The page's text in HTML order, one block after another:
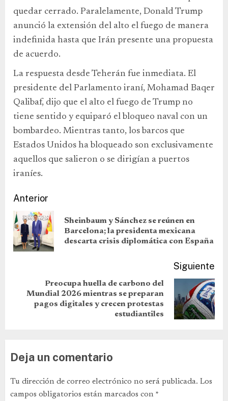
quedar cerrado. Paralelamente, Donald Trump
anunció la extensión del alto el fuego de manera
indefinida hasta que Irán presente una propuesta
de acuerdo.
La respuesta desde Teherán fue inmediata. El
presidente del Parlamento iraní, Mohamad Baqer
Qalibaf, dijo que el alto el fuego de Trump no
tiene sentido y equiparó el bloqueo naval con un
bombardeo. Mientras tanto, los barcos que
Estados Unidos ha bloqueado son exclusivamente
aquellos que salieron o se dirigían a puertos
iraníes.
Anterior
Sheinbaum y Sánchez se reúnen en
Barcelona; la presidenta mexicana
descarta crisis diplomática con España
Siguiente
Preocupa huella de carbono del
Mundial 2026 mientras se preparan
pagos digitales y crecen protestas
estudiantiles
Deja un comentario
Tu dirección de correo electrónico no será publicada. Los
campos obligatorios están marcados con *